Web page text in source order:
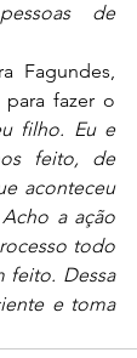
de
Fagundes,
fazer o
filho. Eu e
feito, de
aconteceu
a ação
todo
feito. Dessa
e toma